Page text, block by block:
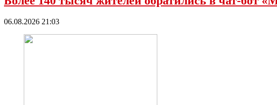
06.08.2026 21:03